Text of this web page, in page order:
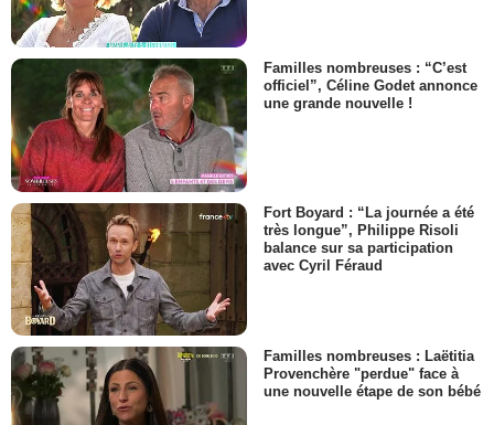
Familles nombreuses : “C’est
officiel”, Céline Godet annonce
une grande nouvelle !
Fort Boyard : “La journée a été
très longue”, Philippe Risoli
balance sur sa participation
avec Cyril Féraud
Familles nombreuses : Laëtitia
Provenchère "perdue" face à
une nouvelle étape de son bébé